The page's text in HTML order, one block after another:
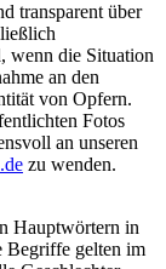
transparent über
wenn die Situation
an den
von Opfern.
Fotos
an unseren
zu wenden.
Hauptwörtern in
Begriffe gelten im